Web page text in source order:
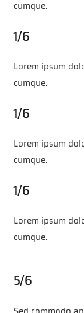
cumque.
1/6
Lorem ipsum
cumque.
1/6
Lorem ipsum
cumque.
1/6
Lorem ipsum
cumque.
5/6